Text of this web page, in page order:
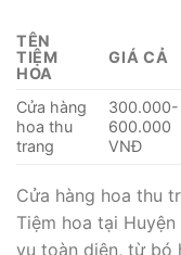
TÊN
TIỆM
HOA
GIÁ CẢ
Cửa hàng
hoa thu
trang
300.000-
600.000
VNĐ
Cửa hàng hoa thu
Tiệm hoa tại
vụ toàn diện, từ bó